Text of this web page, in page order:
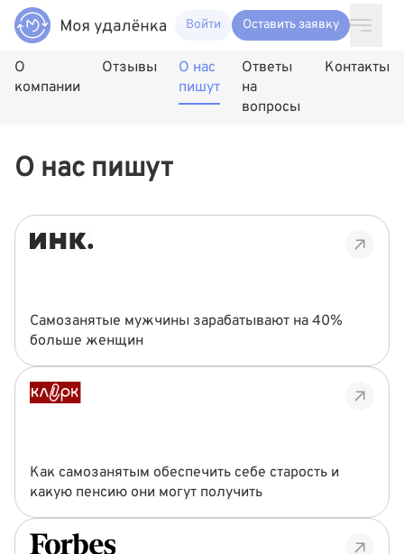
Войти Оставить заявку
О
компании
Отзывы
О нас
пишут
Ответы
на
вопросы
Контакты
О нас пишут
Самозанятые мужчины зарабатывают на 40%
больше женщин
Как самозанятым обеспечить себе старость и
какую пенсию они могут получить